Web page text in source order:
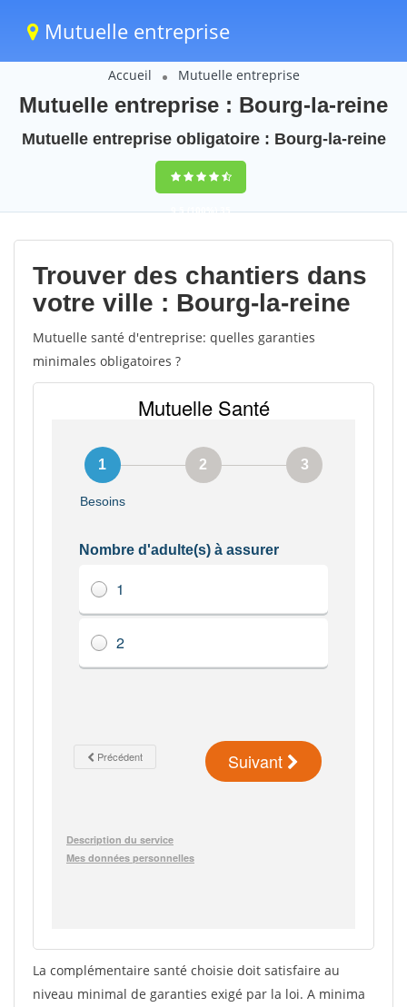
Mutuelle entreprise
Accueil Mutuelle entreprise
Mutuelle entreprise : Bourg-la-reine
Mutuelle entreprise obligatoire : Bourg-la-reine
9,5(100%)35
votes
Trouver des chantiers dans
votre ville : Bourg-la-reine
Mutuelle santé d'entreprise: quelles garanties
minimales obligatoires ?
La complémentaire santé choisie doit satisfaire au
niveau minimal de garanties exigé par la loi. A minima